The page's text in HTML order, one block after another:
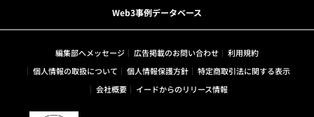
Web3事例データベース
編集部へメッセージ 広告掲載のお問い合わせ
利用規約
個人情報の取扱について
個人情報保護方針
特定商取引法に関する表示
会社概要
イードからのリリース情報